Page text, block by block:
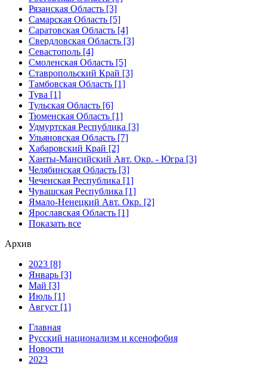
Рязанская Область [3]
Самарская Область [5]
Саратовская Область [4]
Свердловская Область [3]
Севастополь [4]
Смоленская Область [5]
Ставропольский Край [3]
Тамбовская Область [1]
Тува [1]
Тульская Область [6]
Тюменская Область [1]
Удмуртская Республика [3]
Ульяновская Область [7]
Хабаровский Край [2]
Ханты-Мансийский Авт. Окр. - Югра [3]
Челябинская Область [3]
Чеченская Республика [1]
Чувашская Республика [1]
Ямало-Ненецкий Авт. Окр. [2]
Ярославская Область [1]
Показать все
Архив
2023 [8]
Январь [3]
Май [3]
Июль [1]
Август [1]
Главная
Русский национализм и ксенофобия
Новости
2023